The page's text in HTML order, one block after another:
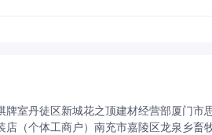
牌室丹徒区新城花之顶建材经营部厦门市
（个体工商户） 南充市嘉陵区龙泉乡畜